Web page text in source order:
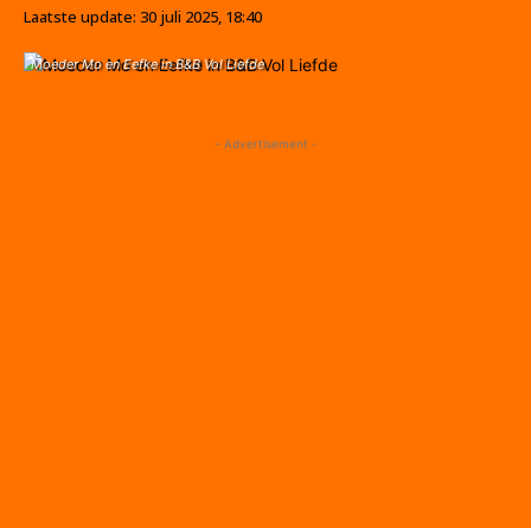
Laatste update: 30 juli 2025, 18:40
Moeder Mo en Eefke in B&B Vol Liefde
- Advertisement -